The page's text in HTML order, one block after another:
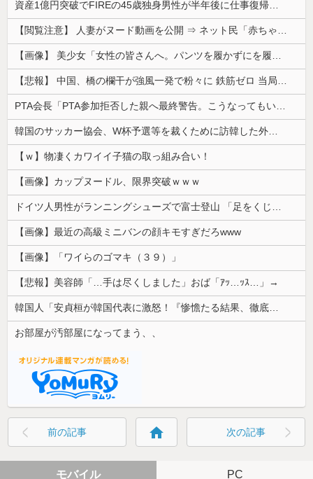
【ｗ】物凄くカワイイ子猫の取っ組み合い！
【画像】カップヌードル、限界突破ｗｗｗ
【画像】最近の高級ミニバンの顔キモすぎだろwww
【画像】「ワイらのゴマキ（３９）」
【悲報】美容師「…手は尽くしました」おば「ｱｯ…ｯｽ…」→
お部屋が汚部屋になってまう、、
前の記事 home 次の記事
モバイル PC